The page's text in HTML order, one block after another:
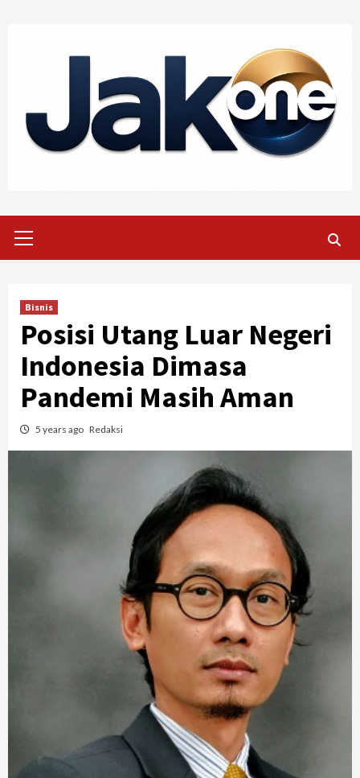
Menu
Bisnis
Posisi Utang Luar Negeri
Indonesia Dimasa
Pandemi Masih Aman
5 years ago Redaksi